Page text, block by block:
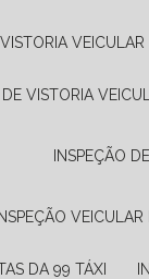
VISTORIA
DE VISTORIA
INSPEÇÃO
INSPEÇÃO VEICULAR
DA 99 TÁXI